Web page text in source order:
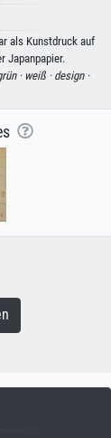
als Kunstdruck auf
Japanpapier.
· weiß · design ·